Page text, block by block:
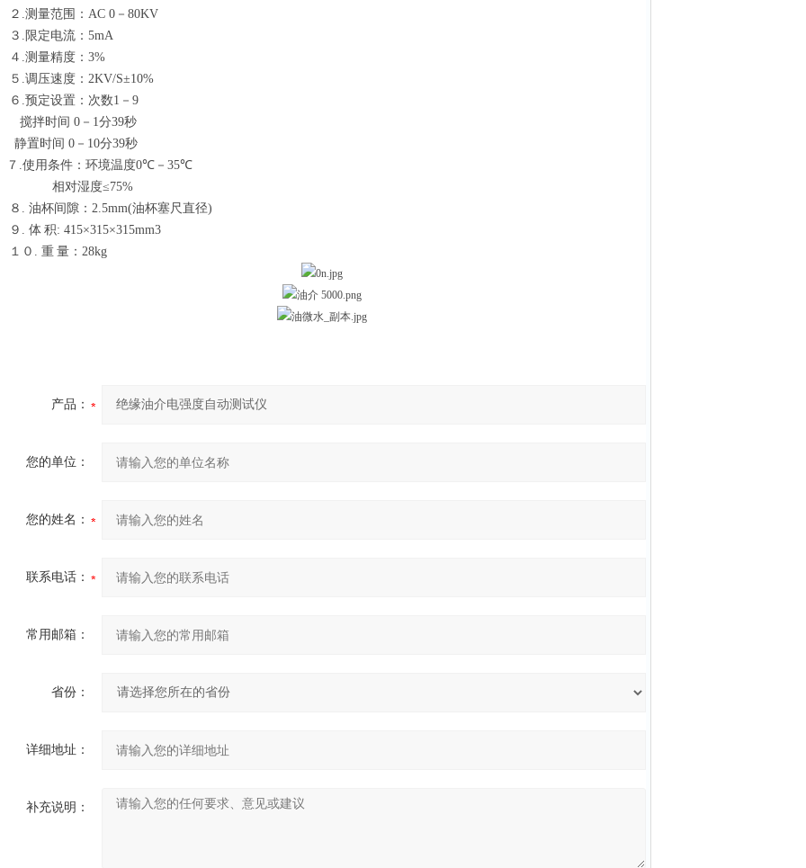
２ .测量范围： AC 0 － 80KV
３ . 限定电流： 5mA
４ .测量精度： 3%
５ .调压速度： 2KV/S±10%
６ .预定设置：次数1 － 9
搅拌时间 0 － 1分39秒
静置时间 0 － 10分39秒
７ .使用条件：环境温度0℃ － 35℃
相对湿度≤75%
８ . 油杯间隙： 2.5mm(油杯塞尺直径)
９ . 体 积: 415×315×315mm3
１０ . 重 量： 28kg
产品：
您的单位：
您的姓名：
联系电话：
常用邮箱：
省份：
详细地址：
补充说明：